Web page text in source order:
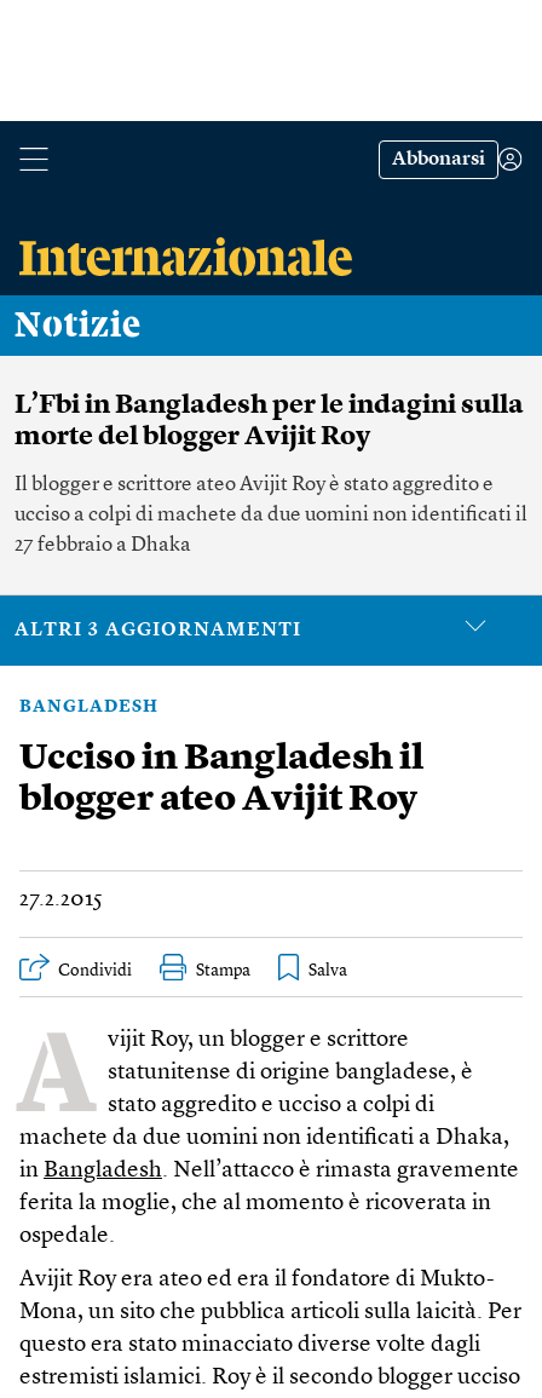
Abbonarsi
Notizie
L’Fbi in Bangladesh per le indagini sulla
morte del blogger Avijit Roy
Il blogger e scrittore ateo Avijit Roy è stato aggredito e
ucciso a colpi di machete da due uomini non identificati il
27 febbraio a Dhaka
ALTRI 3 AGGIORNAMENTI
BANGLADESH
Ucciso in Bangladesh il
blogger ateo Avijit Roy
27.2.2015
Condividi Stampa
A vijit Roy, un blogger e scrittore
statunitense di origine bangladese, è
stato aggredito e ucciso a colpi di
machete da due uomini non identificati a Dhaka,
in Bangladesh. Nell’attacco è rimasta gravemente
ferita la moglie, che al momento è ricoverata in
ospedale.
Avijit Roy era ateo ed era il fondatore di Mukto-
Mona, un sito che pubblica articoli sulla laicità. Per
questo era stato minacciato diverse volte dagli
estremisti islamici. Roy è il secondo blogger ucciso